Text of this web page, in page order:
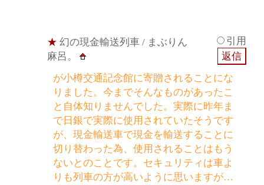
★ 幻の現金輸送列車 / まぶりん
麻呂。
引用
が小樽交通記念館に寄贈されることにな
りました。今までそんなものがあったこ
と自体知りませんでした。実際に昨年ま
で日銀で実際に使用されていたそうです
が、現金輸送車で現金を輸送することに
切り替わった為、使用されることはもう
ないとのことです。セキュリティは車よ
りも列車の方が高いように思いますが…